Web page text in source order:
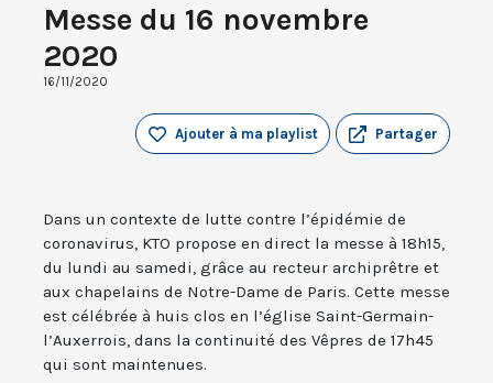
Messe du 16 novembre
2020
16/11/2020
Partager
Ajouter à ma playlist
Dans un contexte de lutte contre l’épidémie de
coronavirus, KTO propose en direct la messe à 18h15,
du lundi au samedi, grâce au recteur archiprêtre et
aux chapelains de Notre-Dame de Paris. Cette messe
est célébrée à huis clos en l’église Saint-Germain-
l’Auxerrois, dans la continuité des Vêpres de 17h45
qui sont maintenues.